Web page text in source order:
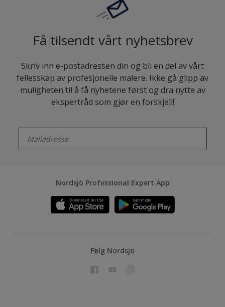
Få tilsendt vårt nyhetsbrev
Skriv inn e-postadressen din og bli en del av vårt
fellesskap av profesjonelle malere. Ikke gå glipp av
muligheten til å få nyhetene først og dra nytte av
ekspertråd som gjør en forskjell!
Nordsjö Professional Expert App
Følg Nordsjö